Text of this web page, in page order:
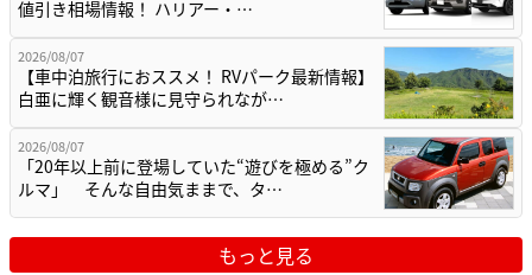
値引き相場情報！ ハリアー・…
2026/08/07
【車中泊旅行におススメ！ RVパーク最新情報】
白亜に輝く観音様に見守られなが…
2026/08/07
「20年以上前に登場していた“遊びを極める”ク
ルマ」 そんな自由気ままで、タ…
もっと見る